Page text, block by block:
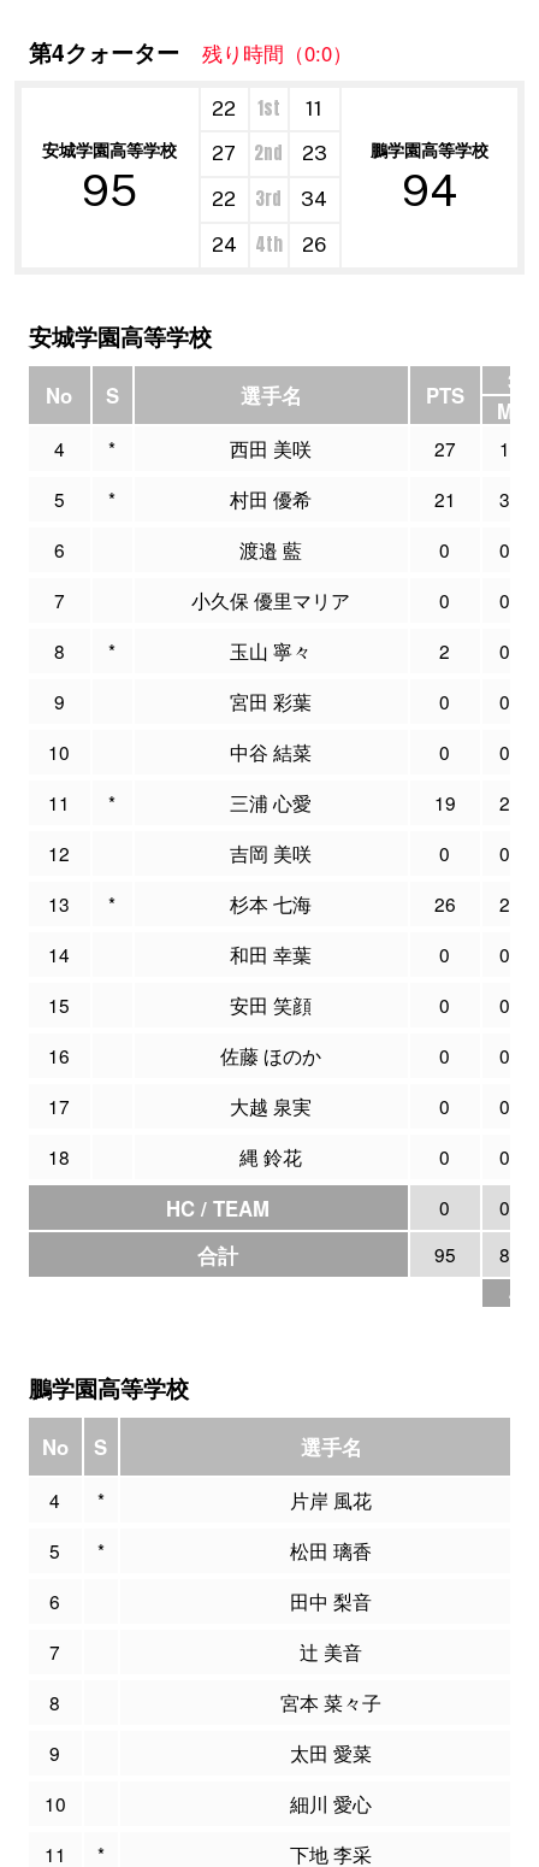
第4クォーター 残り時間（0:0）
安城学園高等学校
95
22 1st
11
鵬学園高等学校
94
27 2nd
23
22
3rd
34
24
4th 26
安城学園高等学校
No S 選手名 PTS
3P
M
4 * 西田 美咲 27
1
5
* 村田 優希 21
3
6
渡邉 藍 0
0
7
小久保 優里マリア 0
0
8
* 玉山 寧々 2
0
9
宮田 彩葉 0
0
10
中谷 結菜 0
0
11
* 三浦 心愛 19
2
12
吉岡 美咲 0
0
13
* 杉本 七海 26
2
14
和田 幸葉 0
0
15
安田 笑顔 0
0
16
佐藤 ほのか 0
0
17
大越 泉実 0
0
18
縄 鈴花 0 0
HC / TEAM 0 0
合計 95 8
鵬学園高等学校
No S 選手名
4 *
片岸 風花
5
*
松田 璃香
6
田中 梨音
7
辻 美音
8
宮本 菜々子
9
太田 愛菜
10
細川 愛心
11
* 下地 李采